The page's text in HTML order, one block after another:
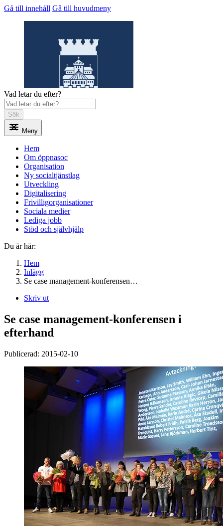
Gå till innehåll Gå till huvudmeny
Öppnasoc
Vad letar du efter?
Sök
Meny
Hem
Om öppnasoc
Organisation
Ny socialtjänstlag
Utveckling
Digitalisering
Frivilligorganisationer
Sociala medier
Lediga jobb
Stöd och självhjälp
Du är här:
Hem
Inlägg
Se case management-konferensen…
Skriv ut
Se case management-konferensen i
efterhand
Publicerad: 2015-02-10